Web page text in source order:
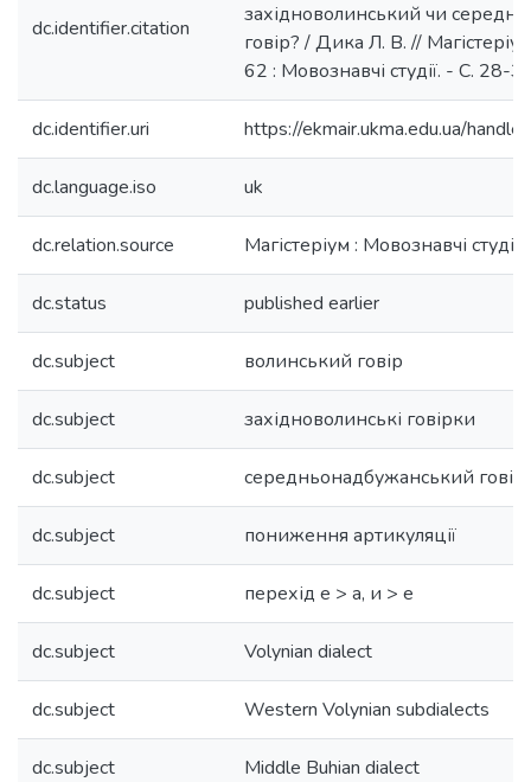
dc.identifier.citation
західноволинський чи
говір? / Дика Л. В. //
62 : Мовознавчі студії. - С. 28-
dc.identifier.uri https://ekmair.ukma.edu.ua/
dc.language.iso uk
dc.relation.source Магістеріум : Мовознавчі студії
dc.status published earlier
dc.subject волинський говір
dc.subject західноволинські говірки
dc.subject середньонадбужанський говір
dc.subject пониження артикуляції
dc.subject перехід е > а, и > е
dc.subject Volynian dialect
dc.subject Western Volynian subdialects
dc.subject Middle Buhian dialect